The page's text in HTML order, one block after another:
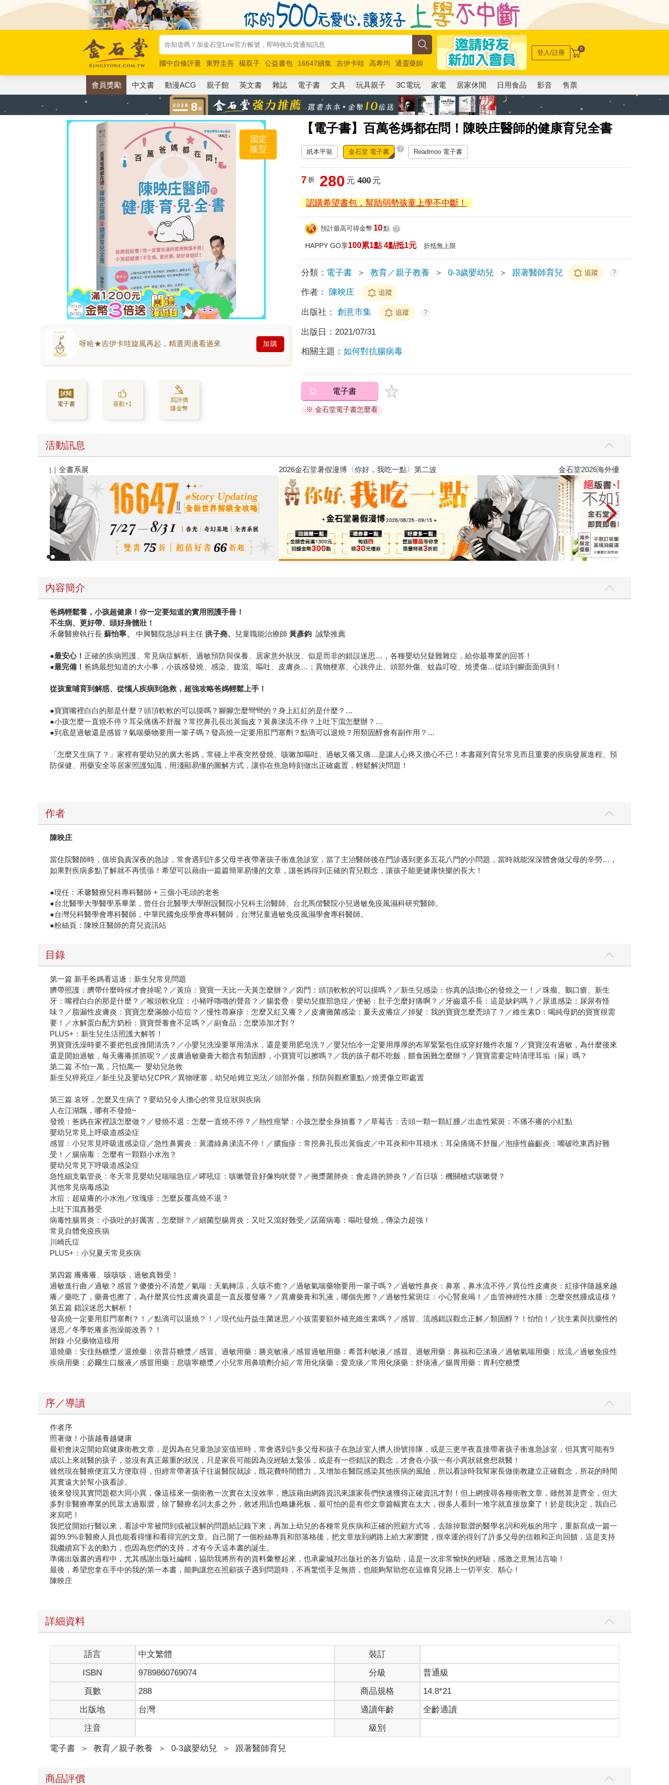
國中自修評量 東野圭吾 楊双子 公益書包 16647續集 吉伊卡哇 高希均
通靈藥師
唯紅花綻放
奧德賽 路邊攤新作 馬斯克 玩具總動員5 超慢跑
登入/註冊 0
會員獎勵 中文書 動漫ACG 親子館 英文書 雜誌 電子書 文具 玩具親子 3C電玩 家電 居家休閒 日用食品 影音 售票
【電子書】百萬爸媽都在問！陳映庄醫師的健康育兒全書
固定
版型
呀哈★吉伊卡哇旋風再起，精選周邊看過來 加購
電子書 喜歡+1
寫評價
賺金幣
紙本平裝 金石堂 電子書 ? Readmoo 電子書
7 折 280 元 400元
認購希望書包，幫助弱勢孩童上學不中斷！
預計最高可得金幣 10點 ?
HAPPY GO享100累1點 4點抵1元 折抵無上限
分類： 電子書 ＞ 教育／親子教養 ＞ 0-3歲嬰幼兒 ＞ 跟著醫師育兒 追蹤 ?
作者： 陳映庄 追蹤
出版社： 創意市集 追蹤 ?
出版日： 2021/07/31
相關主題：如何對抗腸病毒
電子書
※ 金石堂電子書怎麼看
活動訊息
春光ｘ奇幻基地｜全書系展 2026金石堂暑假漫博〈你好，我吃一點〉第二波 金石堂2026海
內容簡介
爸媽輕鬆養，小孩超健康 ！你一定要知道的實用照護手冊！
不生病、更好帶、頭好身體壯！
禾馨醫療執行長蘇怡寧、 中興醫院急診科主任洪子堯、 兒童職能治療師黃彥鈞誠摯推薦
●最安心！ 正確的疾病照護、常見病症解析、過敏預防與保養、居家意外狀況、似是而非的錯誤迷思…，各種嬰幼兒疑難雜症，給你最專業的回答！
●最完備！爸媽最想知道的大小事，小孩感發燒、感染、腹瀉、嘔吐、皮膚炎…；異物梗塞、心跳停止、頭部外傷、蚊蟲叮咬、燒燙傷…從頭到腳面面俱到！
從孩童哺育到解惑、從惱人疾病到急救，超強攻略爸媽輕鬆上手 ！
●寶寶嘴裡白白的那是什麼？頭頂軟軟的可以摸嗎？腳腳怎麼彎彎的？身上紅紅的是什麼？…
●小孩怎麼一直燒不停？耳朵痛痛不舒服？常挖鼻孔長出黃痂皮？黃鼻涕流不停？上吐下瀉怎麼辦？…
●到底是過敏還是感冒？氣喘藥物要用一輩子嗎？發高燒一定要用肛門塞劑？點滴可以退燒？用類固醇會有副作用？…
「怎麼又生病了？」家裡有嬰幼兒的廣大爸媽，常碰上半夜突然發燒、咳嗽加嘔吐、過敏又癢又痛…是讓人心疼又擔心不已！本書羅列育兒常見而且重要的疾病發展進程、預
防保健、用藥安全等居家照護知識，用淺顯易懂的圖解方式，讓你在焦急時刻做出正確處置，輕鬆解決問題！
作者
陳映庄
當住院醫師時，值班負責深夜的急診，常會遇到許多父母半夜帶著孩子衝進急診室，當了主治醫師後在門診遇到更多五花八門的小問題，當時就能深深體會做父母的辛勞…，
如果對疾病多點了解就不再慌張！希望可以藉由一篇篇簡單易懂的文章，讓爸媽得到正確的育兒觀念，讓孩子能更健康快樂的長大！
●現任：禾馨醫療兒科專科醫師 + 三個小毛頭的老爸
●台北醫學大學醫學系畢業，曾任台北醫學大學附設醫院小兒科主治醫師、台北馬偕醫院小兒過敏免疫風濕科研究醫師。
●台灣兒科醫學會專科醫師，中華民國免疫學會專科醫師，台灣兒童過敏免疫風濕學會專科醫師。
●粉絲頁：陳映庄醫師的育兒資訊站
目錄
第一篇 新手爸媽看這邊：新生兒常見問題
臍帶照護：臍帶什麼時候才會掉呢？／黃疸：寶寶一天比一天黃怎麼辦？／囟門：頭頂軟軟的可以摸嗎？／新生兒感染：你真的該擔心的發燒之一！／珠瘤、鵝口瘡、新生
牙：嘴裡白白的那是什麼？／喉頭軟化症：小豬呼嚕嚕的聲音？／腸套疊：嬰幼兒腹部急症／便祕：肚子怎麼好痛啊？／牙齒還不長：這是缺鈣嗎？／尿道感染：尿尿有怪
味？／脂漏性皮膚炎：寶寶怎麼滿臉小痘痘？／慢性蕁麻疹：怎麼又紅又癢？／皮膚黴菌感染：夏天皮癢症／掉髮：我的寶寶怎麼禿頭了？／維生素D：喝純母奶的寶寳很需
要！／水解蛋白配方奶粉：寶寶營養會不足嗎？／副食品：怎麼添加才對？
PLUS+：新生兒生活照護大解答！
男寶寶洗澡時要不要把包皮推開清洗？／小嬰兒洗澡要單用清水，還是要用肥皂洗？／嬰兒怕冷一定要用厚厚的布單緊緊包住或穿好幾件衣服？／寶寶沒有過敏，為什麼後來
還是開始過敏，每天癢癢抓抓呢？／皮膚過敏藥膏大都含有類固醇，小寶寶可以擦嗎？／我的孩子都不吃飯，餵食困難怎麼辦？／寶寶需要定時清理耳垢（屎）嗎？
第二篇 不怕一萬，只怕萬一 嬰幼兒急救
新生兒猝死症／新生兒及嬰幼兒CPR／異物哽塞，幼兒哈姆立克法／頭部外傷，預防與觀察重點／燒燙傷立即處置
第三篇 哀呀，怎麼又生病了？嬰幼兒令人擔心的常見症狀與疾病
人在江湖飄，哪有不發燒~
發燒：爸媽在家裡該怎麼做？／發燒不退：怎麼一直燒不停？／熱性痙攣：小孩怎麼全身抽蓄？／草莓舌：舌頭一顆一顆紅腫／出血性紫斑：不痛不癢的小紅點
嬰幼兒常見上呼吸道感染症
感冒：小兒常見呼吸道感染症／急性鼻竇炎：黃濃綠鼻涕流不停！／膿痂疹：常挖鼻孔長出黃痂皮／中耳炎和中耳積水：耳朵痛痛不舒服／泡疹性齒齦炎：嘴破吃東西好難
受！／腸病毒：怎麼有一顆顆小水泡？
嬰幼兒常見下呼吸道感染症
急性細支氣管炎：冬天常見嬰幼兒喘喘急症／哮吼症：咳嗽聲音好像狗吠聲？／黴漿菌肺炎：會走路的肺炎？／百日咳：機關槍式咳嗽聲？
其他常見病毒感染
水痘：超級癢的小水泡／玫瑰疹：怎麼反覆高燒不退？
上吐下瀉真難受
病毒性腸胃炎：小孩吐的好厲害，怎麼辦？／細菌型腸胃炎：又吐又瀉好難受／諾羅病毒：嘔吐發燒，傳染力超強！
常見自體免疫疾病
川崎氏症
PLUS+：小兒夏天常見疾病
第四篇 癢癢癢、咳咳咳，過敏真難受！
過敏進行曲／過敏？感冒？傻傻分不清楚／氣喘：天氣轉涼，久咳不癒？／過敏氣喘藥物要用一輩子嗎？／過敏性鼻炎：鼻塞，鼻水流不停／異位性皮膚炎：紅疹伴隨越來越
癢／藥吃了，藥膏也擦了，為什麼異位性皮膚炎還是一直反覆發癢？／異膚藥膏和乳液，哪個先擦？／過敏性紫斑症：小心腎衰竭！／血管神經性水腫：怎麼突然腫成這樣？
第五篇 錯誤迷思大解析！
發高燒一定要用肛門塞劑？！／點滴可以退燒？！／現代仙丹益生菌迷思／小孩需要額外補充維生素嗎？／感冒、流感錯誤觀念正解／類固醇？！怕怕！／抗生素與抗藥性的
迷思／冬季乾癢多泡澡能改善？！
附錄 小兒藥物這樣用
退燒藥：安佳熱糖漿／退燒藥：依普芬糖漿／感冒、過敏用藥：勝克敏液／感冒過敏用藥：希普利敏液／感冒、過敏用藥：鼻福和亞涕液／過敏氣喘用藥：欣流／過敏免疫性
疾病用藥：必爾生口服液／感冒用藥：息咳寧糖漿／小兒常用鼻噴劑介紹／常用化痰藥：愛克痰／常用化痰藥：舒痰液／腸胃用藥：胃利空糖漿
序／導讀
作者序
照著做！小孩越養越健康
最初會決定開始寫健康衛教文章，是因為在兒童急診室值班時，常會遇到許多父母和孩子在急診室人擠人掛號排隊，或是三更半夜直接帶著孩子衝進急診室，但其實可能有9
成以上來就醫的孩子，並沒有真正嚴重的狀況，只是家長可能因為沒經驗太緊張，或是有一些錯誤的觀念，才會在小孩一有小異狀就會想就醫！
雖然現在醫療便宜又方便取得，但經常帶著孩子往返醫院就診，既花費時間體力，又增加在醫院感染其他疾病的風險，所以看診時我幫家長做衛教建立正確觀念，所花的時間
其實遠大於幫小孩看診。
後來發現其實問題都大同小異，像這樣來一個衛教一次實在太沒效率，應該藉由網路資訊來讓家長們快速獲得正確資訊才對！但上網搜尋各種衛教文章，雖然算是齊全，但大
多對非醫療專業的民眾太過艱澀，除了醫療名詞太多之外，敘述用語也略嫌死板，最可怕的是有些文章篇幅實在太大，很多人看到一堆字就直接放棄了！於是我決定，我自己
來寫吧！
我把從開始行醫以來，看診中常被問到或被誤解的問題給記錄下來，再加上幼兒的各種常見疾病和正確的照顧方式等，去除掉艱澀的醫學名詞和死板的用字，重新寫成一篇一
篇99.9%非醫療人員也能看得懂和看得完的文章。自己開了一個粉絲專頁和部落格後，把文章放到網路上給大家瀏覽，很幸運的得到了許多父母的信賴和正向回饋，這是支持
我繼續寫下去的動力，也因為您們的支持，才有今天這本書的誕生。
準備出版書的過程中，尤其感謝出版社編輯，協助我將所有的資料彙整起來，也承蒙城邦出版社的各方協助，這是一次非常愉快的經驗，感激之意無法言喻！
最後，希望您拿在手中的我的第一本書，能夠讓您在照顧孩子遇到問題時，不再驚慌手足無措，也能夠幫助您在這條育兒路上一切平安、順心！
陳映庄
詳細資料
語言 中文繁體
裝訂
ISBN
9789860769074 分級
普通級
頁數
288 商品規格
14.8*21
出版地
台灣 適讀年齡
全齡適讀
注音
級別
電子書 ＞ 教育／親子教養 ＞ 0-3歲嬰幼兒 ＞ 跟著醫師育兒
商品評價